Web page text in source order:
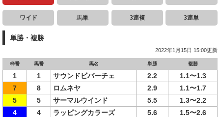
ワイド 馬単 3連複 3連単
単勝・複勝
2022年1月15日 15:00更新
枠番 馬番 馬名 単勝 複勝
1 1 サウンドビバーチェ 2.2
1.1〜1.3
7
8 ロムネヤ 2.9
1.1〜1.7
5
5 サーマルウインド 5.5
1.3〜2.2
4
4 ラッピングカラーズ 5.6
1.5〜2.6